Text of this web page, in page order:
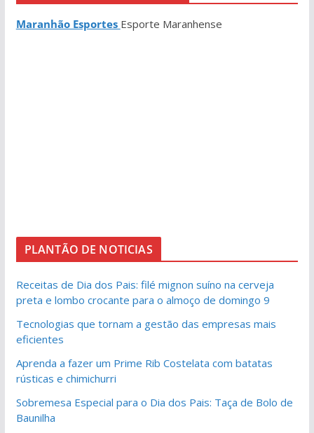
Maranhão Esportes Esporte Maranhense
PLANTÃO DE NOTICIAS
Receitas de Dia dos Pais: filé mignon suíno na cerveja
preta e lombo crocante para o almoço de domingo 9
Tecnologias que tornam a gestão das empresas mais
eficientes
Aprenda a fazer um Prime Rib Costelata com batatas
rústicas e chimichurri
Sobremesa Especial para o Dia dos Pais: Taça de Bolo de
Baunilha